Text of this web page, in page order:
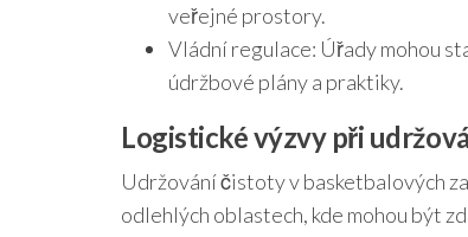
veřejné prostory.
Vládní regulace: Úřady mohou
údržbové plány a praktiky.
Logistické výzvy při
Udržování čistoty v basketbalových
odlehlých oblastech, kde mohou být